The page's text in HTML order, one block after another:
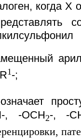
когда Х
1-;
, -ОСН2-, -